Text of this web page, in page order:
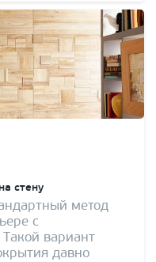
стену
метод
с
вариант
давно